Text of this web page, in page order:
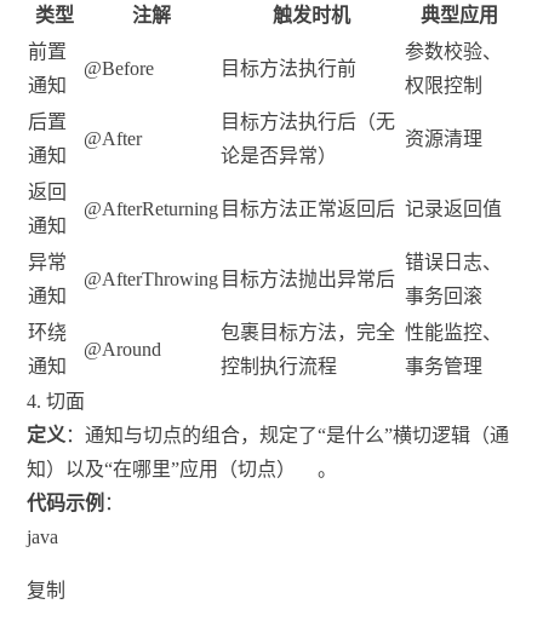
类型 注解 触发时机
典型应用
前置
通知
@Before 目标方法执行前
参数校验、
权限控制
后置
通知
@After
目标方法执行后（无
论是否异常）
资源清理
返回
通知
@AfterReturning 目标方法正常返回后 记录返回值
异常
通知
@AfterThrowing 目标方法抛出异常后
错误日志、
事务回滚
环绕
通知
@Around
包裹目标方法，完全
控制执行流程
性能监控、
事务管理
4. 切面
定义 ：通知与切点的组合，规定了“是什么”横切逻辑（通
知）以及“在哪里”应用（切点）
。
代码示例 ：
java
复制